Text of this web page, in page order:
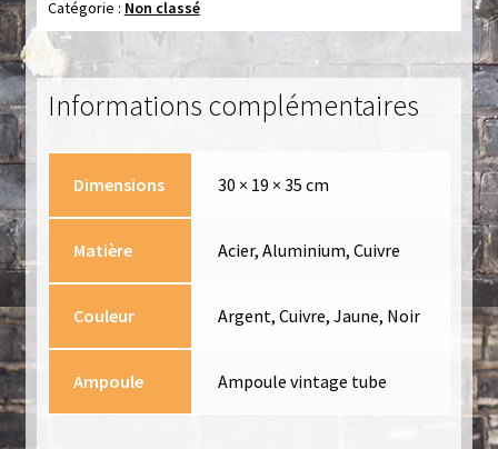
Catégorie : Non classé
Informations complémentaires
Dimensions 30 × 19 × 35 cm
Matière Acier, Aluminium, Cuivre
Couleur Argent, Cuivre, Jaune, Noir
Ampoule Ampoule vintage tube